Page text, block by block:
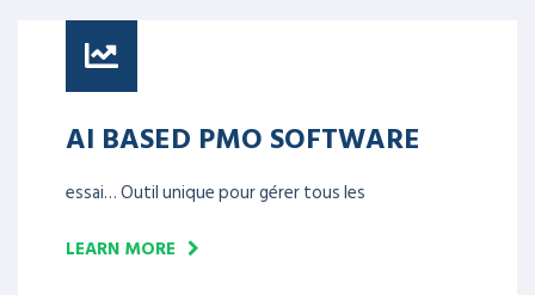
AI BASED PMO SOFTWARE
essai… Outil unique pour gérer tous les
LEARN MORE